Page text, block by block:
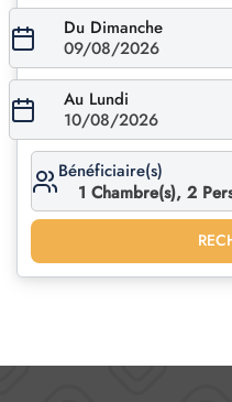
Du Dimanche
09/08/2026
Au Lundi
10/08/2026
Bénéficiaire(s)
1 Chambre(s), 2